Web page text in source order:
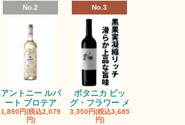
No.2
アントニー ルパ
ート プロテア
1,890円(税込2,079
円)
No.3
ボタニカ ビッ
グ・フラワー メ
3,350円(税込3,685
円)